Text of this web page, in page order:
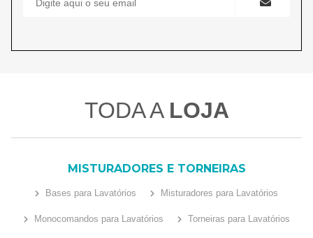
TODA A LOJA
MISTURADORES E TORNEIRAS
Bases para Lavatórios Misturadores para Lavatórios
Monocomandos para Lavatórios Torneiras para Lavatórios